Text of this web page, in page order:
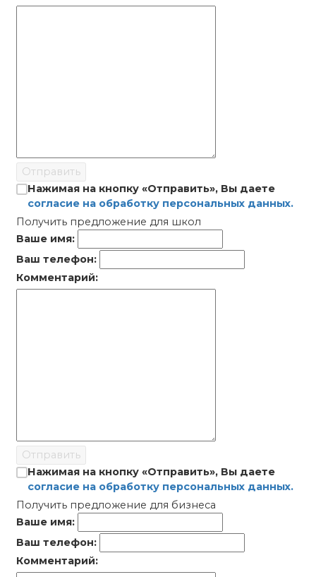
Отправить
Нажимая на кнопку «Отправить», Вы даете
согласие на обработку персональных данных.
Получить предложение для школ
Ваше имя:
Ваш телефон:
Комментарий:
Отправить
Нажимая на кнопку «Отправить», Вы даете
согласие на обработку персональных данных.
Получить предложение для бизнеса
Ваше имя:
Ваш телефон:
Комментарий: